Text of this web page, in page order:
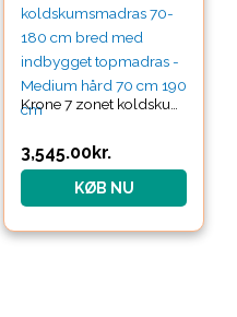
Krone 7 zonet koldskumsmadras 70-180 cm bred med indbygget topmadras – Medium hård 70 cm 190 cm
3,545.00kr.
KØB NU